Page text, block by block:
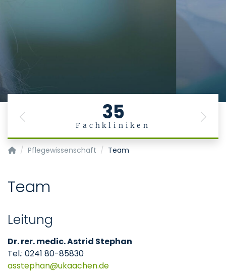
35
Fachkliniken
Previous Next
Pflegedienst
Pflegewissenschaft Team
Team
Leitung
Dr. rer. medic. Astrid Stephan
Tel.: 0241 80-85830
asstephan
ukaachende